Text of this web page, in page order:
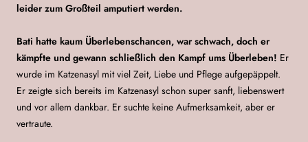
leider zum Großteil amputiert werden.
Bati hatte kaum Überlebenschancen, war schwach, doch er
kämpfte und gewann schließlich den Kampf ums Überleben! Er
wurde im Katzenasyl mit viel Zeit, Liebe und Pflege aufgepäppelt.
Er zeigte sich bereits im Katzenasyl schon super sanft, liebenswert
und vor allem dankbar. Er suchte keine Aufmerksamkeit, aber er
vertraute.